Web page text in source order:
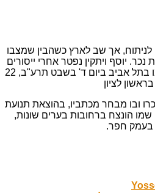
לניתוח, אך שב לארץ כשהבין שמצבו
יוסף ויתקין נפטר אחרי ייסורים
גדולים בדירה הקטנה של אמו בתל אביב ביום ד' בשבט תרע"ב, 22
ובו מבחר מכתביו, בהוצאת תנועת
הונצח ברחובות בערים שונות,
בעמק חפר.